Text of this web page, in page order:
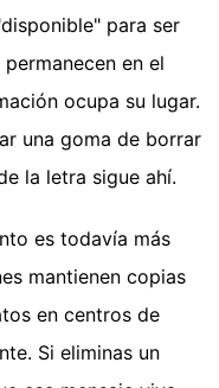
para ser
en el
ocupa su lugar.
una goma de borrar
la letra sigue ahí.
es todavía más
mantienen copias
en centros de
Si eliminas un